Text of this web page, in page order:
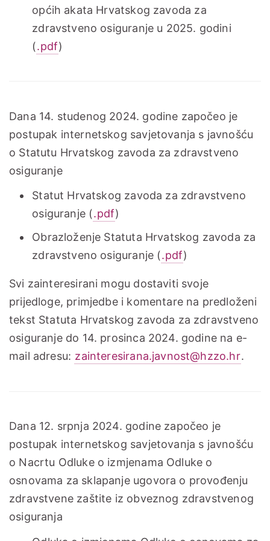
općih akata Hrvatskog zavoda za
zdravstveno osiguranje u 2025. godini
(.pdf)
Dana 14. studenog 2024. godine započeo je
postupak internetskog savjetovanja s javnošću
o Statutu Hrvatskog zavoda za zdravstveno
osiguranje
Statut Hrvatskog zavoda za zdravstveno
osiguranje (.pdf)
Obrazloženje Statuta Hrvatskog zavoda za
zdravstveno osiguranje (.pdf)
Svi zainteresirani mogu dostaviti svoje
prijedloge, primjedbe i komentare na predloženi
tekst Statuta Hrvatskog zavoda za zdravstveno
osiguranje do 14. prosinca 2024. godine na e-
mail adresu: zainteresirana.javnost@hzzo.hr.
Dana 12. srpnja 2024. godine započeo je
postupak internetskog savjetovanja s javnošću
o Nacrtu Odluke o izmjenama Odluke o
osnovama za sklapanje ugovora o provođenju
zdravstvene zaštite iz obveznog zdravstvenog
osiguranja